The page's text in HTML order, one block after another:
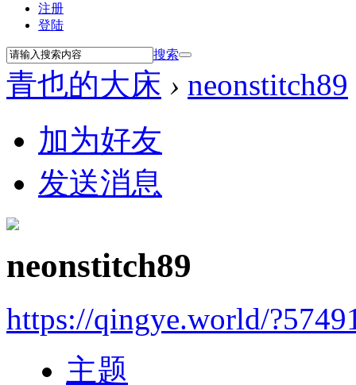
注册
登陆
搜索
青也的大床 › neonstitch89
加为好友
发送消息
neonstitch89
https://qingye.world/
主题